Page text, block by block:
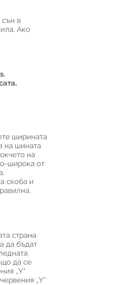
в
Ако
ширината
на шината
на
широка от
скоба и
страна
да бъдат
да се
„Y“
„Y“